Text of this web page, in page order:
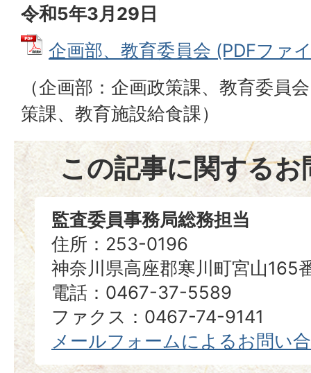
令和5年3月29日
企画部、教育委員会 (PDFファ
（企画部：企画政策課、教育委員
策課、教育施設給食課）
この記事に関するお
監査委員事務局総務担当
住所：253-0196
神奈川県高座郡寒川町宮山165
電話：0467-37-5589
ファクス：0467-74-9141
メールフォームによるお問い